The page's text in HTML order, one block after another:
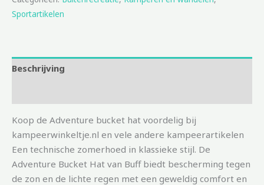
Sportartikelen
Beschrijving
Koop de Adventure bucket hat voordelig bij
kampeerwinkeltje.nl en vele andere kampeerartikelen
Een technische zomerhoed in klassieke stijl. De
Adventure Bucket Hat van Buff biedt bescherming tegen
de zon en de lichte regen met een geweldig comfort en